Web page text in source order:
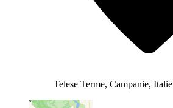
Telese Terme, Campanie, Italie